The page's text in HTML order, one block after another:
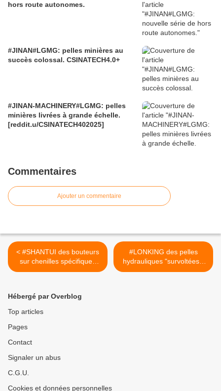
hors route autonomes.
#JINAN#LGMG: pelles minières au
succès colossal. CSINATECH4.0+
#JINAN-MACHINERY#LGMG: pelles
minières livrées à grande échelle.
[reddit.u/CSINATECH402025]
Commentaires
Ajouter un commentaire
< #SHANTUI des bouteurs
sur chenilles spécifiques
#CIRTtech-YouTube.posts
#LONKING des pelles
hydrauliques "survoltées"!
#CIRTtech-YouTube.posts
Hébergé par Overblog
Top articles
Pages
Contact
Signaler un abus
C.G.U.
Cookies et données personnelles